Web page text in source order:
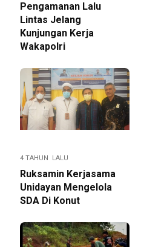
Pengamanan Lalu
Lintas Jelang
Kunjungan Kerja
Wakapolri
4 TAHUN LALU
Ruksamin Kerjasama
Unidayan Mengelola
SDA Di Konut